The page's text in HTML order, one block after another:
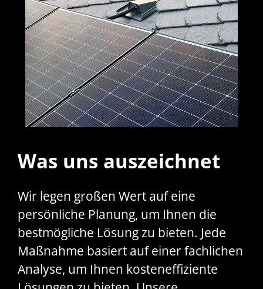
Was uns auszeichnet
Wir legen großen Wert auf eine
persönliche Planung, um Ihnen die
bestmögliche Lösung zu bieten. Jede
Maßnahme basiert auf einer fachlichen
Analyse, um Ihnen kosteneffiziente